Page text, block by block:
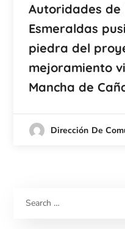
Autoridades
Esmeraldas
piedra del
mejoramiento
Mancha de
Dirección De